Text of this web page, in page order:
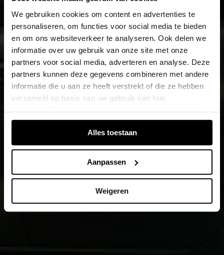
We gebruiken cookies om content en advertenties te
personaliseren, om functies voor social media te bieden
en om ons websiteverkeer te analyseren. Ook delen we
informatie over uw gebruik van onze site met onze
partners voor social media, adverteren en analyse. Deze
partners kunnen deze gegevens combineren met andere
informatie die u aan ze heeft verstrekt of die ze hebben
verzameld op basis van uw gebruik van hun
services. Wanneer u inlogt, worden uw gegevens van
verschillende apparaten of browsers samengevoegd via
de extra verwerkte login-ID.Alles toestaan
Aanpassen
Weigeren